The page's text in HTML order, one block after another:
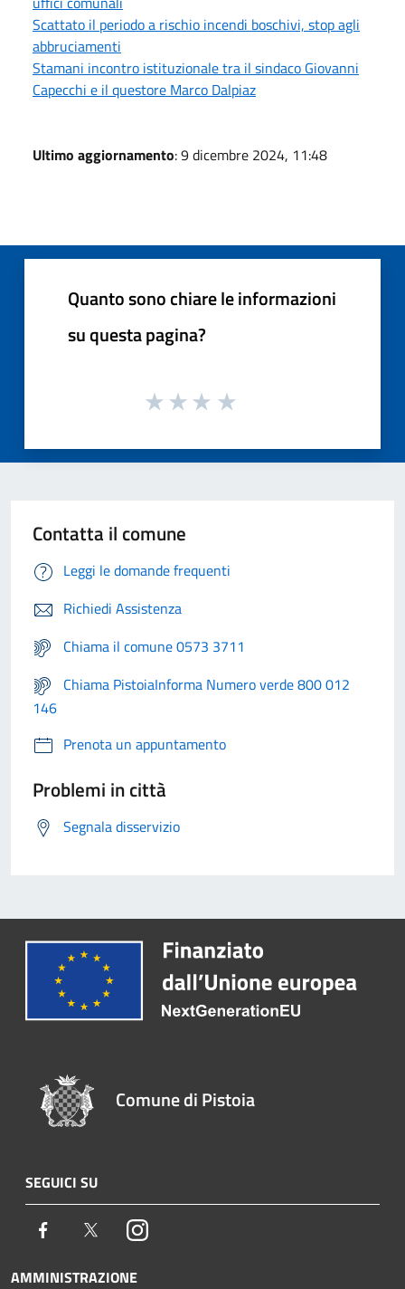
Scattato il periodo a rischio incendi boschivi, stop agli
abbruciamenti
Stamani incontro istituzionale tra il sindaco Giovanni
Capecchi e il questore Marco Dalpiaz
Ultimo aggiornamento: 9 dicembre 2024, 11:48
Quanto sono chiare le informazioni
su questa pagina?
Contatta il comune
Leggi le domande frequenti
Richiedi Assistenza
Chiama il comune 0573 3711
Chiama PistoiaInforma Numero verde 800 012
146
Prenota un appuntamento
Problemi in città
Segnala disservizio
Comune di Pistoia
SEGUICI SU
Facebook TwitterInstagram
AMMINISTRAZIONE